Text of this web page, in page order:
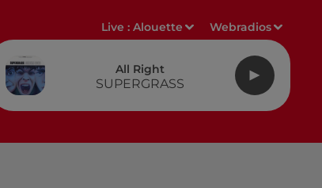
Live :Alouette Webradios
All Right
SUPERGRASS